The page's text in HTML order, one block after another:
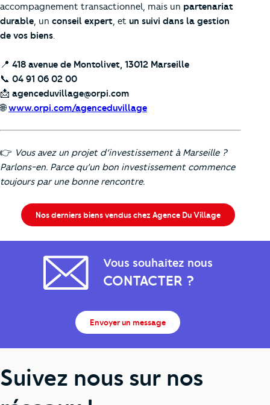
accompagnement transactionnel, mais un partenariat
durable , un conseil expert , et un suivi dans la gestion
de vos biens
📍 418 avenue de Montolivet, 13012 Marseille
📞 04 91 06 02 00
📩 agenceduvillage@orpi.com
🌐www.orpi.com/agenceduvillage
👉 Vous avez un projet d’investissement à Marseille ?
Parlons-en. Parce qu’un bon investissement commence
toujours par une bonne rencontre.
Nos derniers biens vendus chez Agence Du Village
Vous souhaitez nous
CONTACTER ?
Envoyer un message
Suivez nous sur nos